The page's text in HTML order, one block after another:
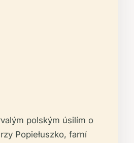
polským úsilím o
Popiełuszko, farní